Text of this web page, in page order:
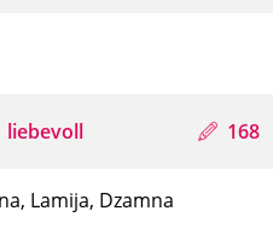
liebevoll 168
Lamija, Dzamna